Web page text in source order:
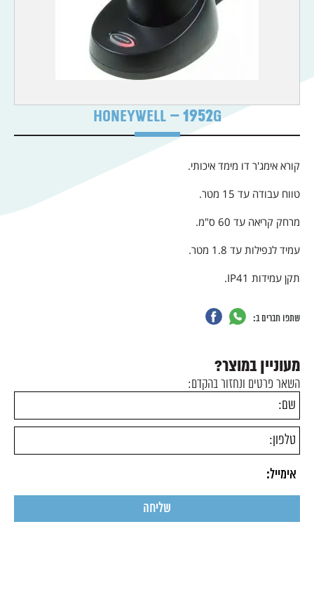
HONEYWELL – 1952G
קורא אימג'ר דו מימד איכותי.
טווח עבודה עד 15 מטר.
מרחק קריאה עד 60 ס"מ.
עמיד לנפילות עד 1.8 מטר.
תקן עמידות IP41.
שתפו חברים ב:
מעוניין במוצר?
השאר פרטים ונחזור בהקדם: